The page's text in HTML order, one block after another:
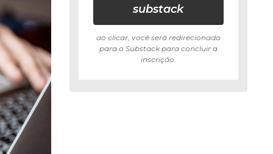
substack
ao clicar, você será redirecionado
para o Substack para concluir a
inscrição.